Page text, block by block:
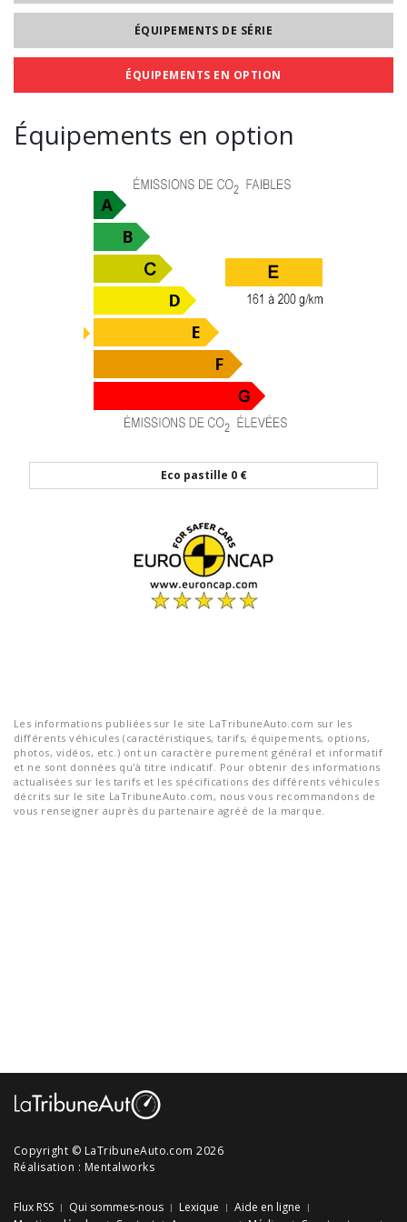
ÉQUIPEMENTS DE SÉRIE
ÉQUIPEMENTS EN OPTION
Équipements en option
Eco pastille 0 €
Les informations publiées sur le site LaTribuneAuto.com sur les
différents véhicules (caractéristiques, tarifs, équipements, options,
photos, vidéos, etc.) ont un caractère purement général et informatif
et ne sont données qu'à titre indicatif. Pour obtenir des informations
actualisées sur les tarifs et les spécifications des différents véhicules
décrits sur le site LaTribuneAuto.com, nous vous recommandons de
vous renseigner auprès du partenaire agréé de la marque.
Copyright © LaTribuneAuto.com 2026
Réalisation : Mentalworks
Flux RSS Qui sommes-nous Lexique
Aide en ligne